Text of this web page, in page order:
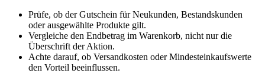
Prüfe, ob der Gutschein für Neukunden, Bestandskunden
oder ausgewählte Produkte gilt.
Vergleiche den Endbetrag im Warenkorb, nicht nur die
Überschrift der Aktion.
Achte darauf, ob Versandkosten oder Mindesteinkaufswerte
den Vorteil beeinflussen.